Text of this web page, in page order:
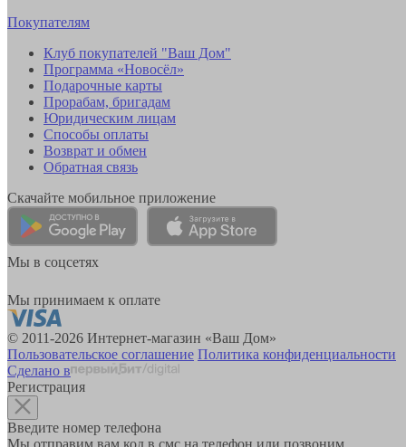
Покупателям
Клуб покупателей "Ваш Дом"
Программа «Новосёл»
Подарочные карты
Прорабам, бригадам
Юридическим лицам
Способы оплаты
Возврат и обмен
Обратная связь
Скачайте мобильное приложение
Мы в соцсетях
Мы принимаем к оплате
© 2011-2026 Интернет-магазин «Ваш Дом»
Пользовательское соглашение Политика конфиденциальности
Сделано в
Регистрация
Введите номер телефона